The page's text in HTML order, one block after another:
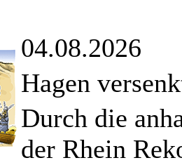
04.08.2026
Hagen
Durch die
der Rhein